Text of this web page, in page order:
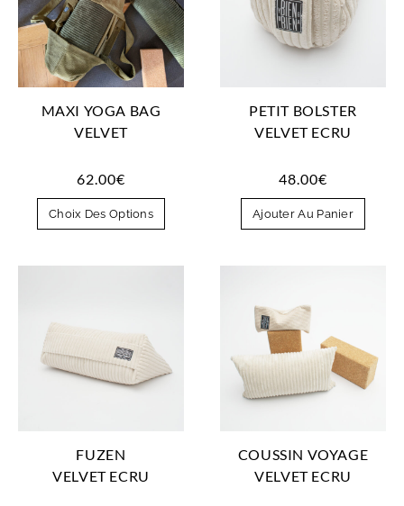
MAXI YOGA BAG
VELVET
62.00€
Choix Des Options
PETIT BOLSTER
VELVET ECRU
48.00€
Ajouter Au Panier
FUZEN
VELVET ECRU
COUSSIN VOYAGE
VELVET ECRU